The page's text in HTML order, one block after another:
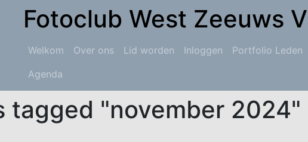
Fotoclub West Zeeuws
Welkom Over ons Lid worden Inloggen Portfolio Leden
Agenda
tagged "november 2024"